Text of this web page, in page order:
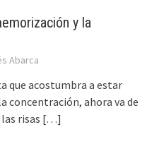
y la
Abarca
que acostumbra a estar
concentración, ahora va de
risas […]